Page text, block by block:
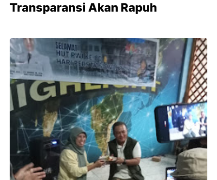
Transparansi Akan Rapuh